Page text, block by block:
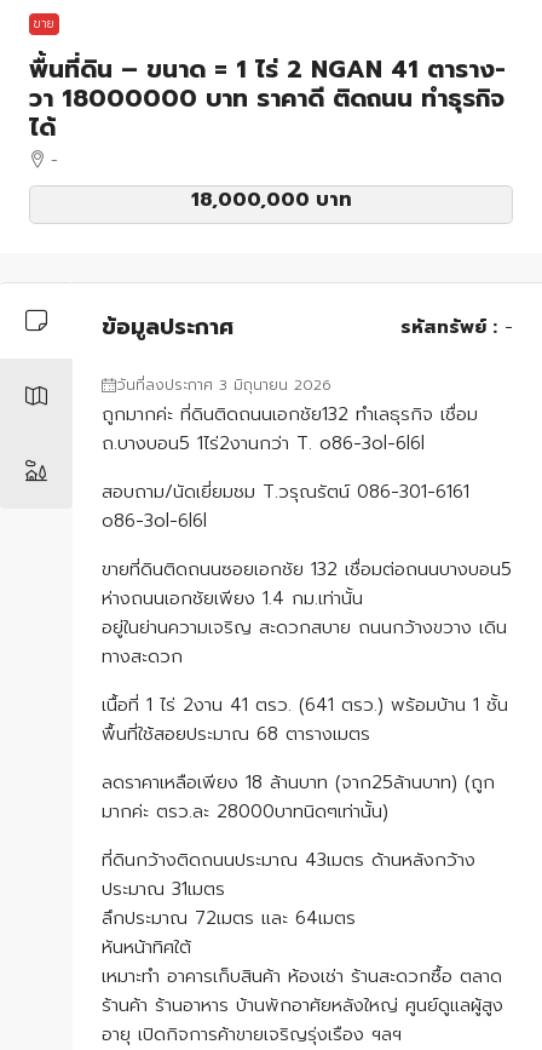
ขาย
พื้นที่ดิน – ขนาด = 1 ไร่ 2 NGAN 41 ตาราง-
วา 18000000 บาท ราคาดี ติดถนน ทำธุรกิจ
ได้
-
18,000,000 บาท
ข้อมูลประกาศ รหัสทรัพย์ : -
วันที่ลงประกาศ 3 มิถุนายน 2026
ถูกมากค่ะ ที่ดินติดถนนเอกชัย132 ทำเลธุรกิจ เชื่อม
ถ.บางบอน5 1ไร่2งานกว่า T. o86-3ol-6l6l
สอบถาม/นัดเยี่ยมชม T.วรุณรัตน์ 086-301-6161
o86-3ol-6l6l
ขายที่ดินติดถนนซอยเอกชัย 132 เชื่อมต่อถนนบางบอน5
ห่างถนนเอกชัยเพียง 1.4 กม.เท่านั้น
อยู่ในย่านความเจริญ สะดวกสบาย ถนนกว้างขวาง เดิน
ทางสะดวก
เนื้อที่ 1 ไร่ 2งาน 41 ตรว. (641 ตรว.) พร้อมบ้าน 1 ชั้น
พื้นที่ใช้สอยประมาณ 68 ตารางเมตร
ลดราคาเหลือเพียง 18 ล้านบาท (จาก25ล้านบาท) (ถูก
มากค่ะ ตรว.ละ 28000บาทนิดๆเท่านั้น)
ที่ดินกว้างติดถนนประมาณ 43เมตร ด้านหลังกว้าง
ประมาณ 31เมตร
ลึกประมาณ 72เมตร และ 64เมตร
หันหน้าทิศใต้
เหมาะทำ อาคารเก็บสินค้า ห้องเช่า ร้านสะดวกซื้อ ตลาด
ร้านค้า ร้านอาหาร บ้านพักอาศัยหลังใหญ่ ศูนย์ดูแลผู้สูง
อายุ เปิดกิจการค้าขายเจริญรุ่งเรือง ฯลฯ